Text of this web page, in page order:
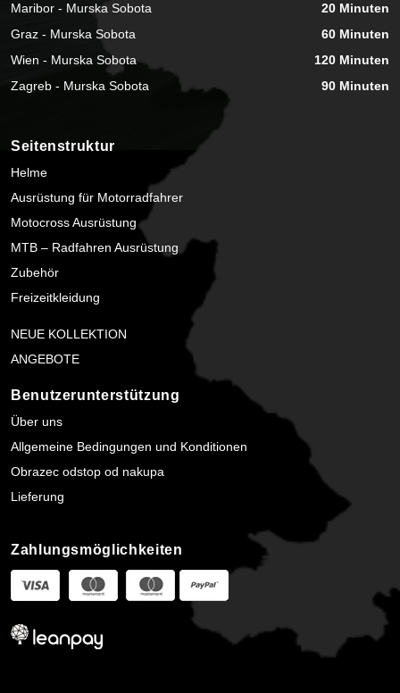
Maribor - Murska Sobota
20 Minuten
Graz - Murska Sobota
60 Minuten
Wien - Murska Sobota
120 Minuten
Zagreb - Murska Sobota
90 Minuten
Seitenstruktur
Helme
Ausrüstung für Motorradfahrer
Motocross Ausrüstung
MTB – Radfahren Ausrüstung
Zubehör
Freizeitkleidung
NEUE KOLLEKTION
ANGEBOTE
Benutzerunterstützung
Über uns
Allgemeine Bedingungen und Konditionen
Obrazec odstop od nakupa
Lieferung
Zahlungsmöglichkeiten